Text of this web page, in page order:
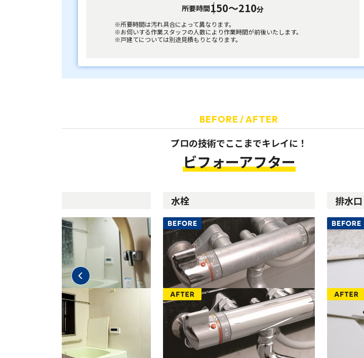
所要時間150～210分
所要時間は汚れ具合によって異なります。
お伺いする作業スタッフの人数により作業時間が前後いたします。
戸建てについては別途見積もりとなります。
BEFORE / AFTER
プロの技術でここまでキレイに！
ビフォーアフター
水栓 排水口